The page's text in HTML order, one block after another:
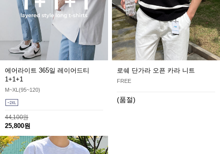
에어라이트 365일 레이어드티
1+1+1
M~XL(95~120)
44,100원
25,800원
로쉐 단가라 오픈 카라 니트
FREE
(품절)